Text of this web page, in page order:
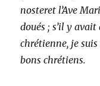
nosteret l’Ave
doués ; s’il y
chrétienne, je
bons chrétiens.